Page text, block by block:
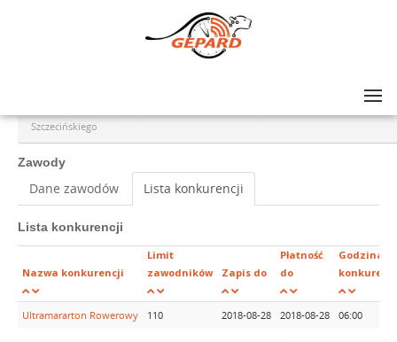
Szczecińskiego
Zawody
Dane zawodów Lista konkurencji
Lista konkurencji
Nazwa konkurencji
Limit
zawodników
Zapis do
Płatność
do
Godzina
Ultramararton Rowerowy 110 2018-08-28 2018-08-28 06:00